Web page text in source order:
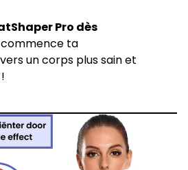
Pro dès
ta
un corps plus sain et